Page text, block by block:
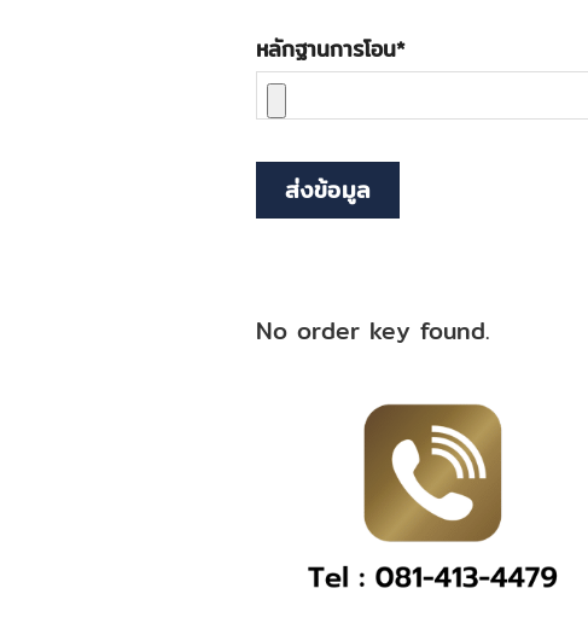
หลักฐานการโอน*
ส่งข้อมูล
No order key found.